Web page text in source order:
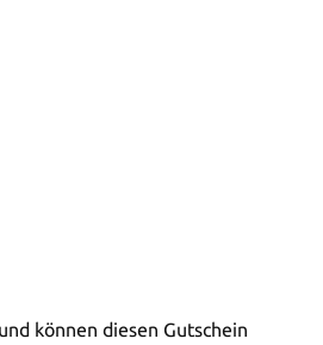
können diesen Gutschein